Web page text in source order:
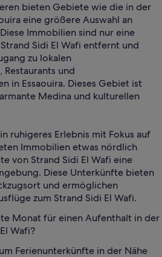
bieten Gebiete wie die in der
eine größere Auswahl an
Immobilien sind nur eine
Sidi El Wafi entfernt und
zu lokalen
und
in Essaouira. Dieses Gebiet ist
Medina und kulturellen
ruhigeres Erlebnis mit Fokus auf
Immobilien etwas nördlich
von Strand Sidi El Wafi eine
Diese Unterkünfte bieten
und ermöglichen
zum Strand Sidi El Wafi.
Monat für einen Aufenthalt in der
Wafi?
Ferienunterkünfte in der Nähe